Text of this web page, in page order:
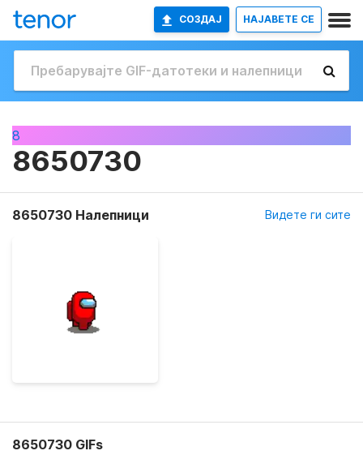
СОЗДАЈ НАЈАВETE СЕ
8
8650730
8650730 Налепници Видете ги сите
8650730 GIFs